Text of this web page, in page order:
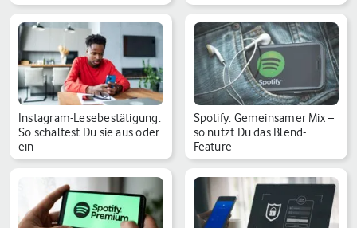
Instagram-Lesebestätigung:
So schaltest Du sie aus oder
ein
Spotify: Gemeinsamer Mix –
so nutzt Du das Blend-
Feature